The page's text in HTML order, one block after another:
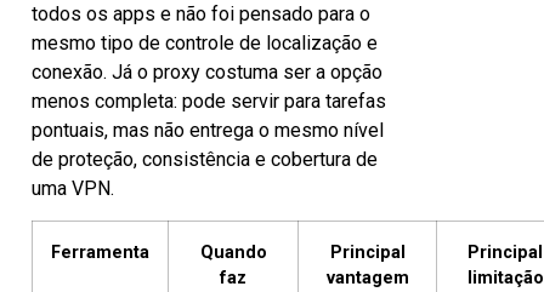
todos os apps e não foi pensado para o
mesmo tipo de controle de localização e
conexão. Já o proxy costuma ser a opção
menos completa: pode servir para tarefas
pontuais, mas não entrega o mesmo nível
de proteção, consistência e cobertura de
uma VPN.
Ferramenta
Quando
faz
Principal
vantagem
Principal
limitação